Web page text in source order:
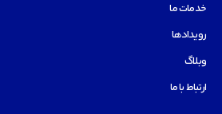
خدمات ما
رویدادها
وبلاگ
ارتباط با ما